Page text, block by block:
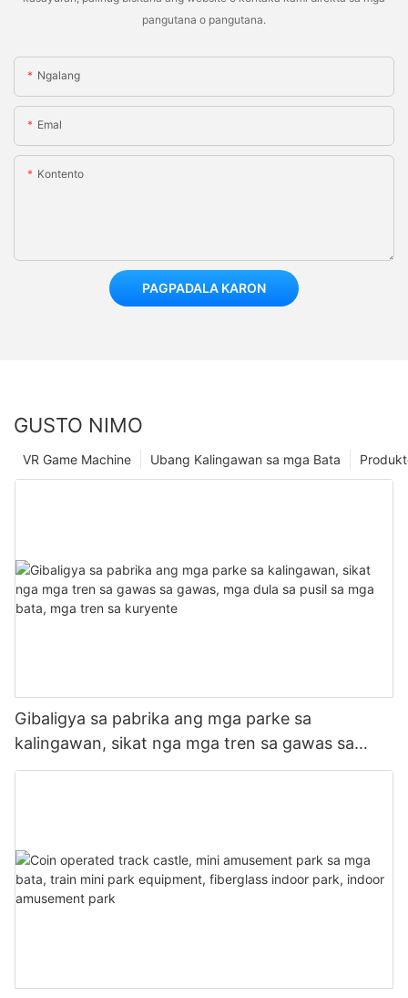
pangutana o pangutana.
Ngalang
Emal
Kontento
PAGPADALA KARON
GUSTO NIMO
Ubang Kalingawan sa mga Bata
VR Game Machine
Gibaligya sa pabrika ang mga parke sa
kalingawan, sikat nga mga tren sa gawas sa
gawas, mga dula sa pusil sa mga bata, mga tren